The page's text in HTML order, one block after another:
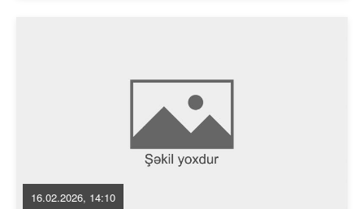
16.02.2026, 14:10